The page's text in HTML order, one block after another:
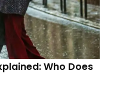
Who Does